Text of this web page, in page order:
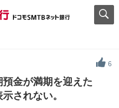
6
預金が満期を迎えた
されない。